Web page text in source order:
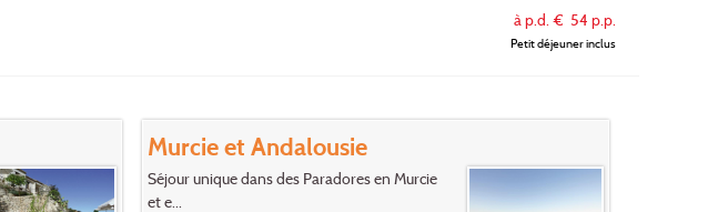
à p.d. € 54 p.p.
Petit déjeuner inclus
Murcie et Andalousie
Séjour unique dans des Paradores en Murcie
et e...